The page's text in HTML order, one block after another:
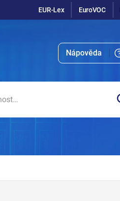
EUR-Lex EuroVOC
Nápověda